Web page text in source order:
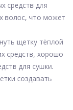
средств для
волос, что может
щетку тёплой
средств, хорошо
для сушки.
создавать